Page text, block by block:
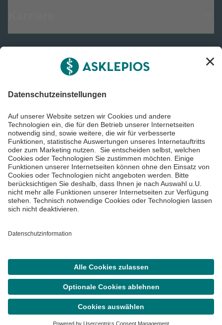
Menü
SucheTermin
Informiert bleiben
Impressum
Datenschutzinformationen
Barrierefreiheit
©Asklepios Kliniken GmbH & Co. KGaA 2026